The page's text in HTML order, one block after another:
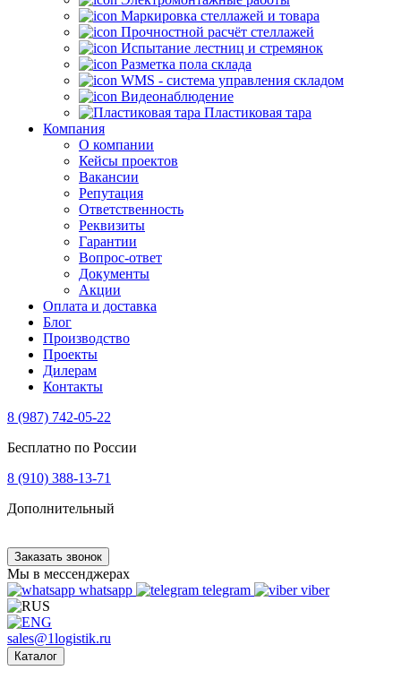
Маркировка стеллажей и товара
Прочностной расчёт стеллажей
Испытание лестниц и стремянок
Разметка пола склада
WMS - система управления складом
Видеонаблюдение
Пластиковая тара
Компания
О компании
Кейсы проектов
Вакансии
Репутация
Ответственность
Реквизиты
Гарантии
Вопрос-ответ
Документы
Акции
Оплата и доставка
Блог
Производство
Проекты
Дилерам
Контакты
8 (987) 742-05-22
Бесплатно по России
8 (910) 388-13-71
Дополнительный
Заказать звонок
Мы в мессенджерах
whatsapp
telegram viber
sales@1logistik.ru
Каталог